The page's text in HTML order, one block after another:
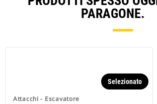
PARAGONE.
Attacchi - Escavatore
Selezionato